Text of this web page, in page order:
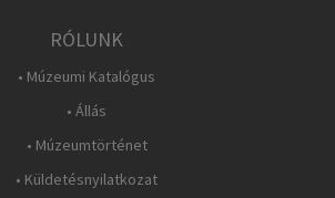
RÓLUNK
• Múzeumi Katalógus
• Állás
• Múzeumtörténet
• Küldetésnyilatkozat